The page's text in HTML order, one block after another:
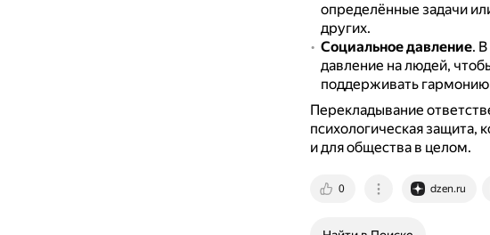
определённые задачи
других.
Социальное давление. В
давление на людей,
поддерживать гармонию
Перекладывание
психологическая защита,
и для общества в целом.
0 dzen.ru